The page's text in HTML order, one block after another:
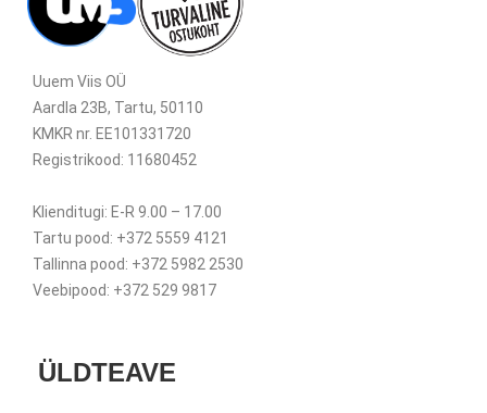
Uuem Viis OÜ
Aardla 23B, Tartu, 50110
KMKR nr. EE101331720
Registrikood: 11680452
Klienditugi: E-R 9.00 – 17.00
Tartu pood: +372 5559 4121
Tallinna pood: +372 5982 2530
Veebipood: +372 529 9817
ÜLDTEAVE